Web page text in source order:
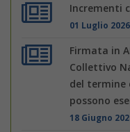
Incrementi
01 Luglio 2026
Firmata in
Collettivo
del termine
possono
18 Giugno